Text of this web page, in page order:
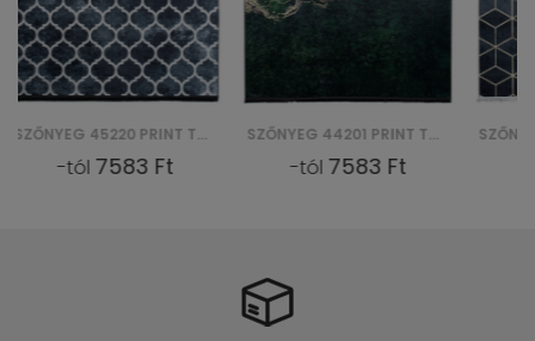
SZŐNYEG 44201 PRINT TOSCANA
-tól7583 Ft -tól7583 Ft